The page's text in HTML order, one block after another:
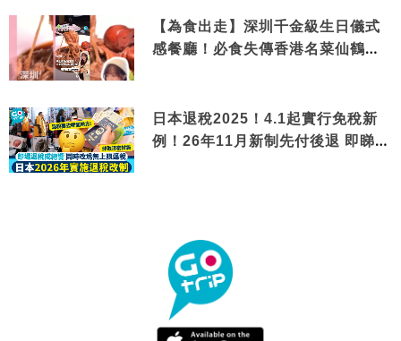
【為食出走】深圳千金級生日儀式
感餐廳！必食失傳香港名菜仙鶴神
日本退稅2025！4.1起實行免稅新
例！26年11月新制先付後退 即睇步